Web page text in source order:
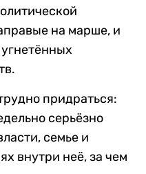
на марше, и
придраться:
серьёзно
семье и
внутри неё, за чем